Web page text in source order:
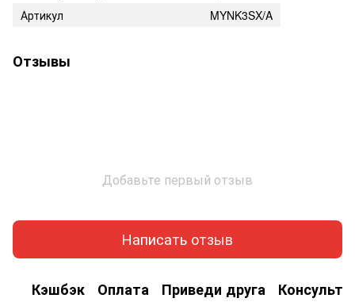
Артикул
MYNK3SX/A
Отзывы
Добавьте первый отзыв
Написать отзыв
Кэшбэк Оплата Приведи друга